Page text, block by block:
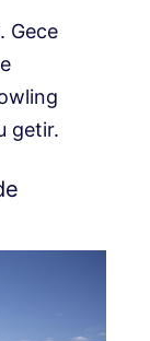
Gece
getir.